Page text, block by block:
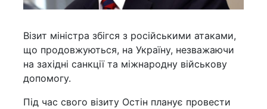
Візит міністра збігся з російськими атаками,
що продовжуються, на Україну, незважаючи
на західні санкції та міжнародну військову
допомогу.
Під час свого візиту Остін планує провести